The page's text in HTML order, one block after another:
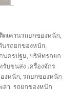
ดเครนรถยกของหนัก,
นรถยกของหนัก,
นครปฐม,บริษัทรถยก
รับขนส่ง เครื่องจักร
งหนัก,รถยกของหนัก
ลา,รถยกของหนัก